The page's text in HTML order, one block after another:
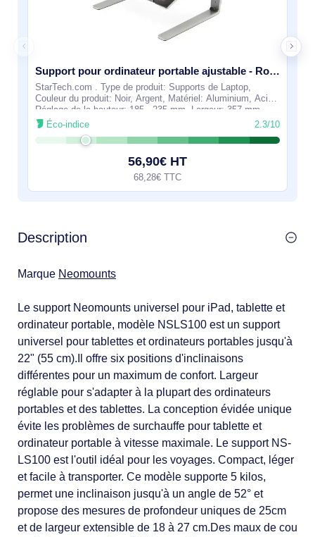
Support pour ordinateur portable ajustable - Robuste - LTSTND
StarTech.com . Type de produit: Supports de Laptop,
Couleur du produit: Noir, Argent, Matériel: Aluminium, Acier.
Réglage de la hauteur: 185 - 235 mm. Largeur: 357 mm,
Profondeur: 318 mm, Hauteur:
Éco-indice 2.3/10
56,90€ HT
68,28€ TTC
Description
Marque Neomounts
Le support Neomounts universel pour iPad, tablette et
ordinateur portable, modèle NSLS100 est un support
universel pour tablettes et ordinateurs portables jusqu'à
22" (55 cm).Il offre six positions d'inclinaisons
différentes pour un maximum de confort. Largeur
réglable pour s'adapter à la plupart des ordinateurs
portables et des tablettes. La conception évidée unique
évite les problèmes de surchauffe pour tablette et
ordinateur portable à vitesse maximale. Le support NS-
LS100 est l'outil idéal pour les voyages. Compact, léger
et facile à transporter. Ce modèle supporte 5 kilos,
permet une inclinaison jusqu'à un angle de 52° et
propose des mesures de profondeur uniques de 25cm
et de largeur extensible de 18 à 27 cm.Des maux de cou